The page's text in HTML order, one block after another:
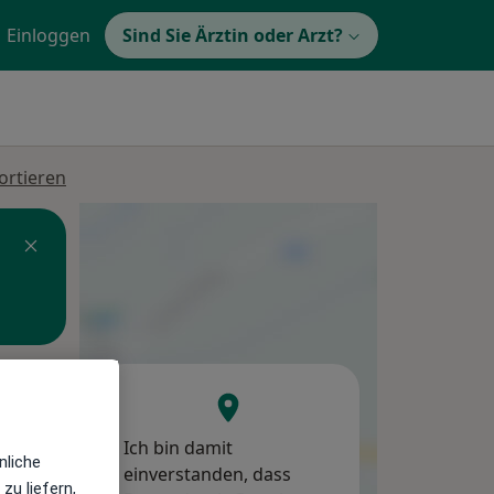
Einloggen Sind Sie Ärztin oder Arzt?
Ich bin damit
einverstanden, dass
liefern,